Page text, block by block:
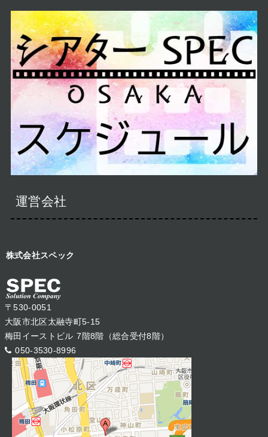
運営会社
株式会社スペック
〒530-0051
大阪市北区太融寺町5-15
梅田イーストビル 7階8階（総合受付8階）
050-3530-8996